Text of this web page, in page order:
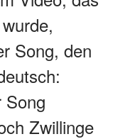
Song, den
Song
Zwillinge